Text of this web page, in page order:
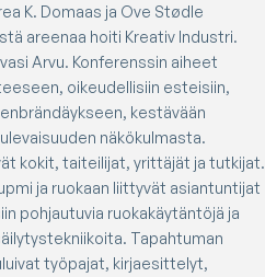
K. Domaas ja Ove Stødle
areenaa hoiti Kreativ Industri.
Arvu. Konferenssin aiheet
oikeudellisiin esteisiin,
kestävään
näkökulmasta.
kokit, taiteilijat, yrittäjät ja tutkijat.
ja ruokaan liittyvät asiantuntijat
pohjautuvia ruokakäytäntöjä ja
Tapahtuman
työpajat, kirjaesittelyt,